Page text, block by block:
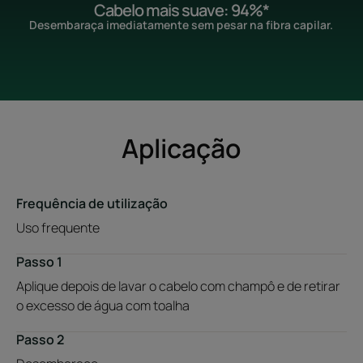
Cabelo mais suave: 94%*
Desembaraça imediatamente sem pesar na fibra capilar.
Aplicação
Frequência de utilização
Uso frequente
Passo 1
Aplique depois de lavar o cabelo com champô e de retirar
o excesso de água com toalha
Passo 2